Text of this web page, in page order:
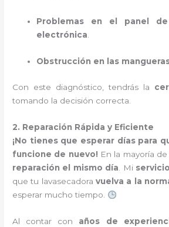
Problemas en el panel de
electrónica
Obstrucción en las
Con este diagnóstico, tendrás la
tomando la decisión correcta.
2. Reparación Rápida y Eficiente
¡No tienes que esperar días para
funcione de nuevo! En la mayoría
reparación el mismo día. Mi
que tu lavasecadoravuelva a la
esperar mucho tiempo.
Al contar con años de